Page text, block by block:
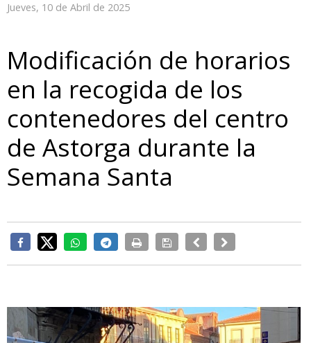
Jueves, 10 de Abril de 2025
Modificación de horarios
en la recogida de los
contenedores del centro
de Astorga durante la
Semana Santa